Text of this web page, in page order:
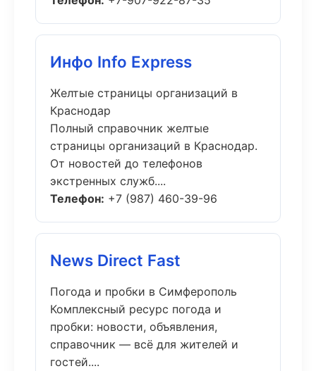
Инфо Info Express
Желтые страницы организаций в
Краснодар
Полный справочник желтые
страницы организаций в Краснодар.
От новостей до телефонов
экстренных служб....
Телефон: +7 (987) 460-39-96
News Direct Fast
Погода и пробки в Симферополь
Комплексный ресурс погода и
пробки: новости, объявления,
справочник — всё для жителей и
гостей....